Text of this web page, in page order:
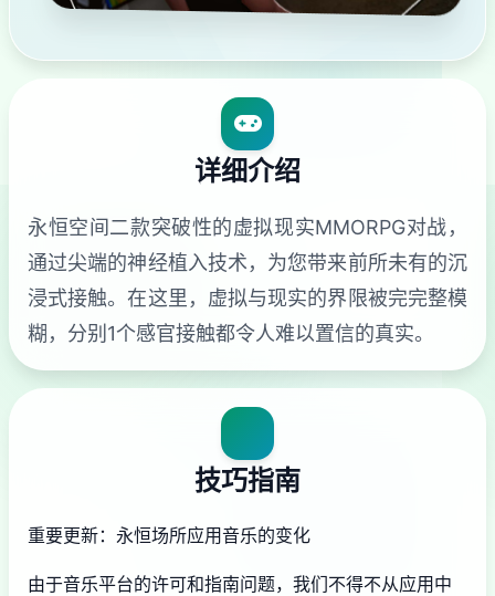
详细介绍
永恒空间二款突破性的虚拟现实MMORPG对战，
通过尖端的神经植入技术，为您带来前所未有的沉
浸式接触。在这里，虚拟与现实的界限被完完整模
糊，分别1个感官接触都令人难以置信的真实。
技巧指南
重要更新：永恒场所应用音乐的变化
由于音乐平台的许可和指南问题，我们不得不从应用中